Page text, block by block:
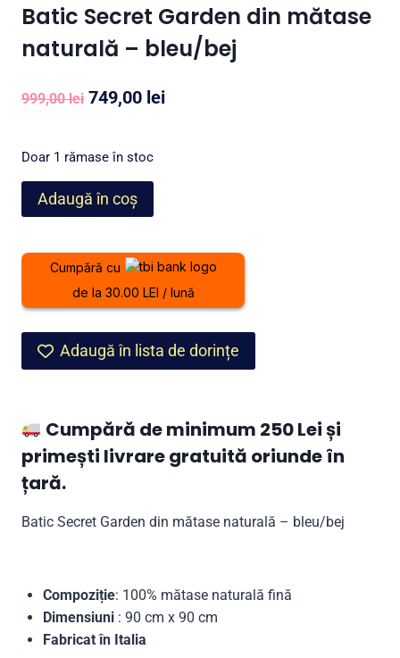
Batic Secret Garden din mătase
naturală – bleu/bej
999,00lei Prețul
a
fost:
999,00 lei.
749,00 leiPrețul
Doar 1 rămase în stoc
Cantitate
Batic
Garden
mătase
bleu/bej
Adaugă în coș
Cumpără cu
de la 30.00 LEI / lună
Adaugă în lista de dorințe
Cumpără de minimum 250 Lei și
primești livrare gratuită oriunde în
țară.
Batic Secret Garden din mătase naturală – bleu/bej
Compoziție: 100% mătase naturală fină
Dimensiuni : 90 cm x 90 cm
Fabricat în Italia